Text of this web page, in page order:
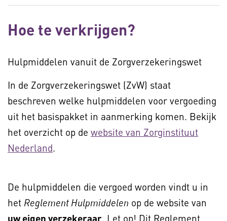
Hoe te verkrijgen?
Hulpmiddelen vanuit de Zorgverzekeringswet
In de Zorgverzekeringswet (ZvW) staat
beschreven welke hulpmiddelen voor vergoeding
uit het basispakket in aanmerking komen. Bekijk
het overzicht op de website van Zorginstituut
Nederland.
De hulpmiddelen die vergoed worden vindt u in
het Reglement Hulpmiddelen op de website van
uw eigen verzekeraar. Let op! Dit Reglement